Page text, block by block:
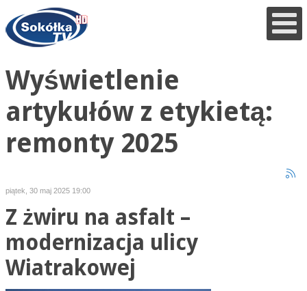
Wyświetlenie
artykułów z etykietą:
remonty 2025
piątek, 30 maj 2025 19:00
Z żwiru na asfalt –
modernizacja ulicy
Wiatrakowej